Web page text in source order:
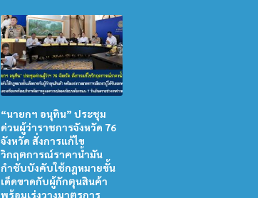
“นายกฯ อนุทิน” ประชุม
ด่วนผู้ว่าราชการจังหวัด 76
จังหวัด สั่งการแก้ไข
วิกฤตการณ์ราคาน้ำมัน
กำชับบังคับใช้กฎหมายขั้น
เด็ดขาดกับผู้กักตุนสินค้า
พร้อมเร่งวางมาตรการ